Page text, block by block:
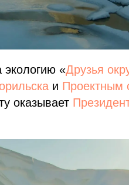
экологию «Друзья
и Проектным
оказывает